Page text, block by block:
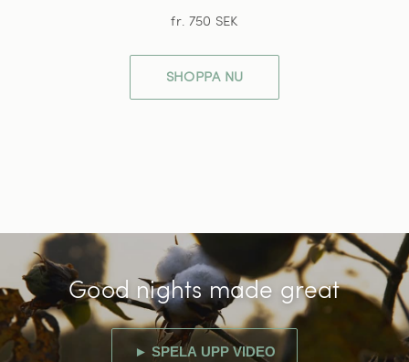
fr. 750 SEK
SHOPPA NU
Good nights made great
► SPELA UPP VIDEO